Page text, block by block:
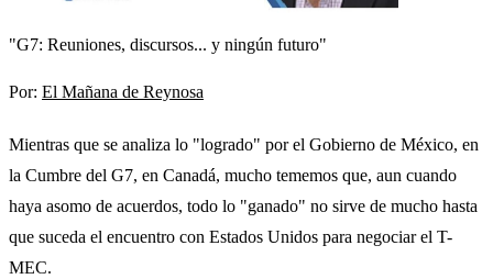
"G7: Reuniones, discursos... y ningún futuro"
Por: El Mañana de Reynosa
Mientras que se analiza lo "logrado" por el Gobierno de México, en
la Cumbre del G7, en Canadá, mucho tememos que, aun cuando
haya asomo de acuerdos, todo lo "ganado" no sirve de mucho hasta
que suceda el encuentro con Estados Unidos para negociar el T-
MEC.